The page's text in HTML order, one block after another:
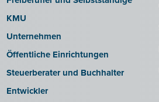
KMU
Unternehmen
Öffentliche Einrichtungen
Steuerberater und Buchhalter
Entwickler